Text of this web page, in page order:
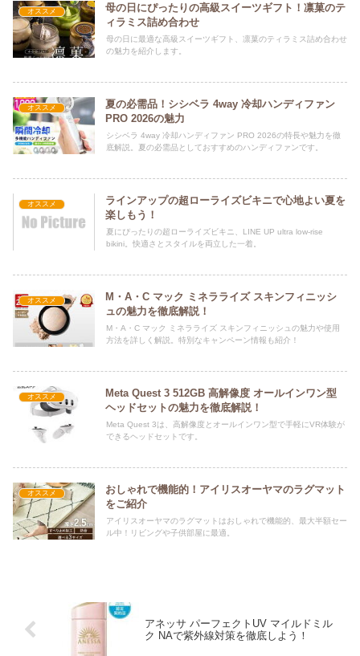
オススメ
母の日にぴったりの高級スイーツギフト！凛菓のテ
ィラミス詰め合わせ
母の日に最適な高級スイーツギフト、凛菓のティラミス詰め合わせ
の魅力を紹介します。
オススメ
夏の必需品！シシベラ 4way 冷却ハンディファン
PRO 2026の魅力
シシベラ 4way 冷却ハンディファン PRO 2026の特長や魅力を徹
底解説。夏の必需品としておすすめのハンディファンです。
オススメ
ラインアップの超ローライズビキニで心地よい夏を
楽しもう！
夏にぴったりの超ローライズビキニ、LINE UP ultra low-rise
bikini。快適さとスタイルを両立した一着。
オススメ
M・A・C マック ミネラライズ スキンフィニッシ
ュの魅力を徹底解説！
M・A・C マック ミネラライズ スキンフィニッシュの魅力や使用
方法を詳しく解説。特別なキャンペーン情報も紹介！
オススメ
Meta Quest 3 512GB 高解像度 オールインワン型
ヘッドセットの魅力を徹底解説！
Meta Quest 3は、高解像度とオールインワン型で手軽にVR体験が
できるヘッドセットです。
オススメ
おしゃれで機能的！アイリスオーヤマのラグマット
をご紹介
アイリスオーヤマのラグマットはおしゃれで機能的、最大半額セー
ル中！リビングや子供部屋に最適。
アネッサ パーフェクトUV マイルドミル
ク NAで紫外線対策を徹底しよう！